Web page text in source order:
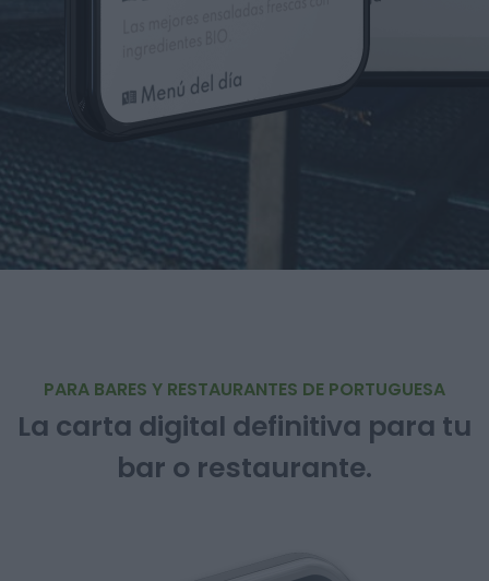
PARA BARES Y RESTAURANTES DE PORTUGUESA
La carta digital definitiva para tu
bar o restaurante.